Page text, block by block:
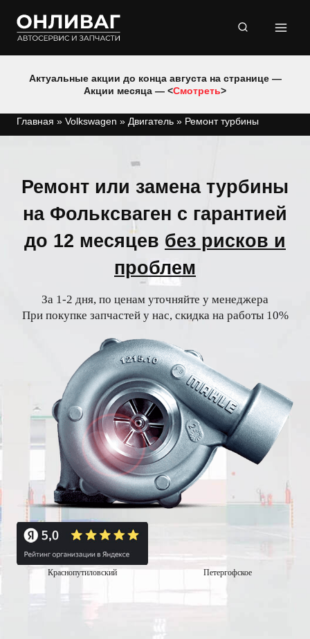
содержимому
Актуальные акции до конца августа на странице —
Акции месяца — <Смотреть>
Главная » Volkswagen » Двигатель » Ремонт турбины
Ремонт или замена турбины
на Фольксваген с гарантией
до 12 месяцев без рисков и
проблем
За 1-2 дня, по ценам уточняйте у менеджера
При покупке запчастей у нас, скидка на работы 10%
Краснопутиловский Петергофское